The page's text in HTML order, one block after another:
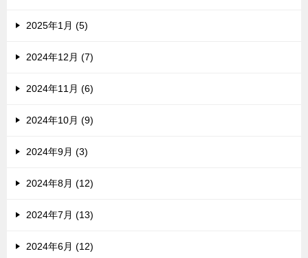
2025年1月 (5)
2024年12月 (7)
2024年11月 (6)
2024年10月 (9)
2024年9月 (3)
2024年8月 (12)
2024年7月 (13)
2024年6月 (12)